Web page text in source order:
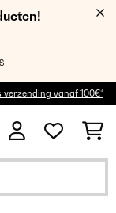
S
verzending vanaf 100€*